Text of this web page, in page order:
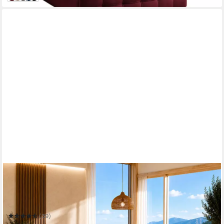
BEST FOR HOME
Boxspringbett Polsterbett mit 7-Zonen-
Taschenfederkernmatratze und Schubladen
Mehrere Größen
(39)